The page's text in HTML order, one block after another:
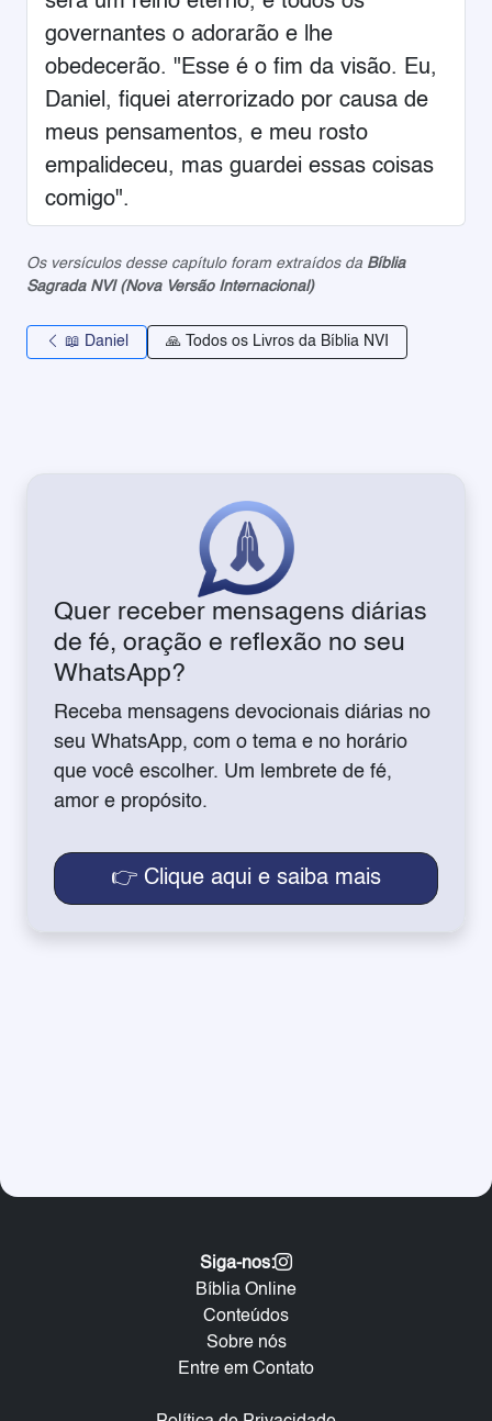
governantes o adorarão e lhe
obedecerão. "Esse é o fim da visão. Eu,
Daniel, fiquei aterrorizado por causa de
meus pensamentos, e meu rosto
empalideceu, mas guardei essas coisas
comigo".
Os versículos desse capítulo foram extraídos da Bíblia
Sagrada NVI (Nova Versão Internacional)
📖 Daniel 🙏 Todos os Livros da Bíblia NVI
Quer receber mensagens diárias
de fé, oração e reflexão no seu
WhatsApp?
Receba mensagens devocionais diárias no
seu WhatsApp, com o tema e no horário
que você escolher. Um lembrete de fé,
amor e propósito.
👉 Clique aqui e saiba mais
Bíblia Online
Conteúdos
Sobre nós
Entre em Contato
Siga-nos: